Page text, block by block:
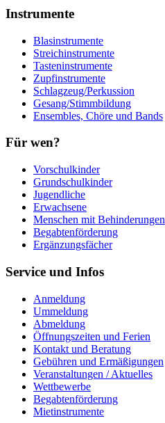
Instrumente
Blasinstrumente
Streichinstrumente
Tasteninstrumente
Zupfinstrumente
Schlagzeug/Perkussion
Gesang/Stimmbildung
Ensembles, Chöre und Bands
Für wen?
Vorschulkinder
Grundschulkinder
Jugendliche
Erwachsene
Menschen mit Behinderungen
Begabtenförderung
Ergänzungsfächer
Service und Infos
Anmeldung
Ummeldung
Abmeldung
Öffnungszeiten und Ferien
Kontakt und Beratung
Gebühren und Ermäßigungen
Veranstaltungen / Aktuelles
Wettbewerbe
Begabtenförderung
Mietinstrumente